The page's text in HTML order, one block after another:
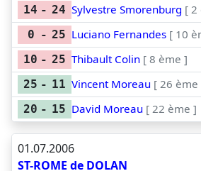
14 - 24 Sylvestre Smorenburg [ 2
0 - 25 Luciano Fernandes [ 10
10 - 25 Thibault Colin [ 8 ème ]
25 - 11 Vincent Moreau [ 26 ème
20 - 15 David Moreau [ 22 ème ]
01.07.2006
ST-ROME de DOLAN